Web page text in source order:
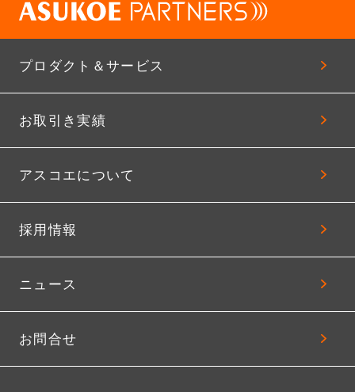
プロダクト＆サービス
お取引き実績
アスコエについて
採用情報
ニュース
お問合せ